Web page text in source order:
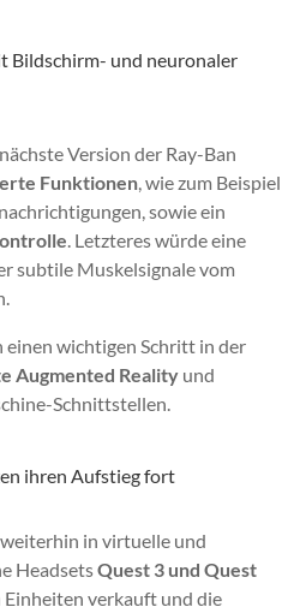
Bildschirm- und neuronaler
Version der Ray-Ban
Funktionen , wie zum Beispiel
sowie ein
. Letzteres würde eine
subtile Muskelsignale vom
wichtigen Schritt in der
Augmented Reality und
Schnittstellen.
ihren Aufstieg fort
in virtuelle und
HeadsetsQuest 3 und Quest
Einheiten verkauft und die